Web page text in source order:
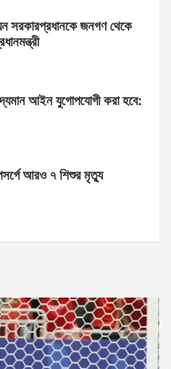
সরকারপ্রধানকে জনগণ থেকে
আইন যুগোপযোগী করা হবে:
আরও ৭ শিশুর মৃত্যু